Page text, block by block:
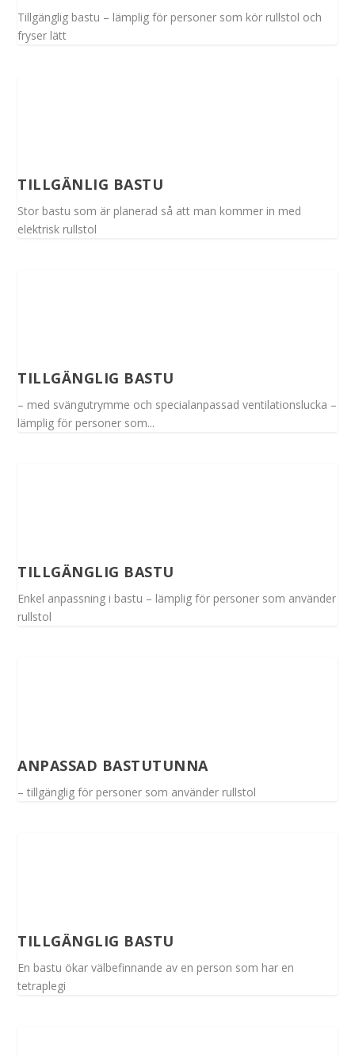
Tillgänglig bastu – lämplig för personer som kör rullstol och
fryser lätt
TILLGÄNLIG BASTU
Stor bastu som är planerad så att man kommer in med
elektrisk rullstol
TILLGÄNGLIG BASTU
– med svängutrymme och specialanpassad ventilationslucka –
lämplig för personer som...
TILLGÄNGLIG BASTU
Enkel anpassning i bastu – lämplig för personer som använder
rullstol
ANPASSAD BASTUTUNNA
– tillgänglig för personer som använder rullstol
TILLGÄNGLIG BASTU
En bastu ökar välbefinnande av en person som har en
tetraplegi